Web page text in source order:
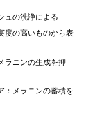
ュの洗浄による
度の高いものから表
ラニンの生成を抑
：メラニンの蓄積を